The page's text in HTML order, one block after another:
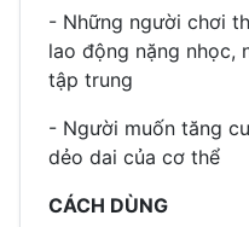
- Những người chơi
lao động nặng nhọc,
tập trung
- Người muốn tăng
dẻo dai của cơ thể
CÁCH DÙNG